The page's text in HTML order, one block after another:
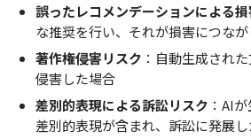
誤ったレコメンデーションによる損
な推奨を行い、それが損害につな
著作権侵害リスク ：自動生成され
侵害した場合
差別的表現による訴訟リスク ：AI
差別的表現が含まれ、訴訟に発展